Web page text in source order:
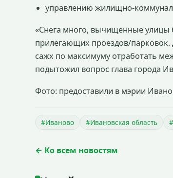
управлению жилищно-
«Снега много, вычищенные улицы
прилегающих проездов/парковок.
сажх по максимуму отработать
подытожил вопрос глава города
Фото: предоставили в мэрии
#Иваново #Ивановская область
← Ко всем новостям